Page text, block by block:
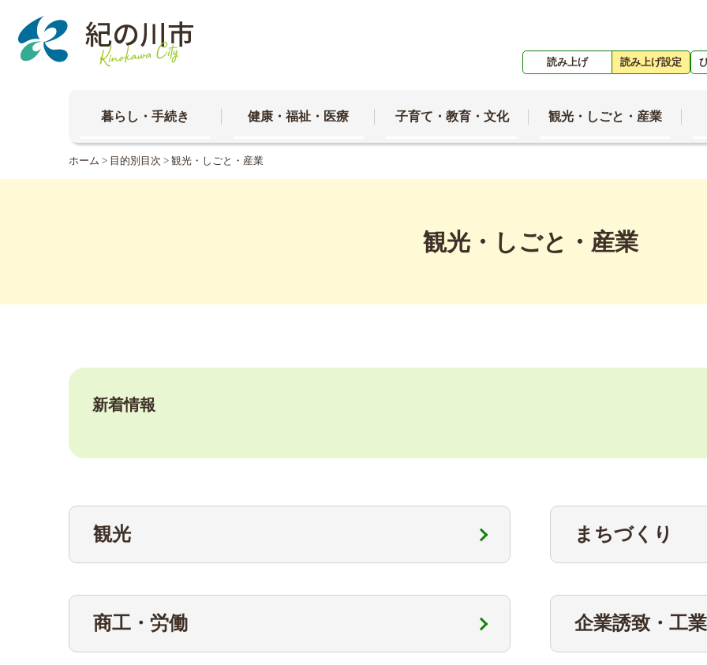
読み上げ 読み上げ設定
暮らし・手続き 健康・福祉・医療 子育て・教育・文化 観光・しごと・産業
ホーム > 目的別目次 > 観光・しごと・産業
観光・しごと・産業
新着情報
観光 まちづくり
商工・労働 企業誘致・工